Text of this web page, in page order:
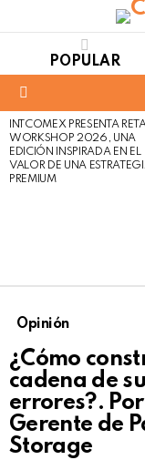
POPULAR
LATEST
STORIES
INTCOMEX PRESENTA
WORKSHOP 2026, UNA
EDICIÓN INSPIRADA EN EL
VALOR DE UNA
PREMIUM
Opinión
¿Cómo
cadena de
errores?.
Gerente de
Storage